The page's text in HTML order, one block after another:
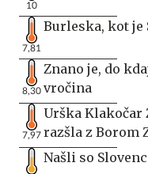
10
7,81
Burleska, kot je
8,30
Znano je, do
vročina
7,97
Urška Klakočar
razšla z Borom
Našli so